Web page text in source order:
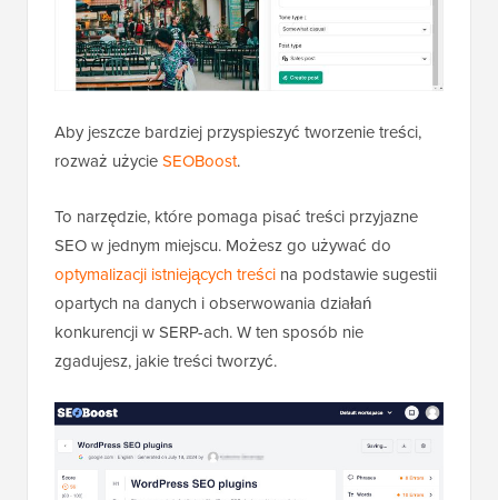
Aby jeszcze bardziej przyspieszyć tworzenie treści,
rozważ użycieSEOBoost.
To narzędzie, które pomaga pisać treści przyjazne
SEO w jednym miejscu. Możesz go używać do
optymalizacji istniejących treści na podstawie sugestii
opartych na danych i obserwowania działań
konkurencji w SERP-ach. W ten sposób nie
zgadujesz, jakie treści tworzyć.